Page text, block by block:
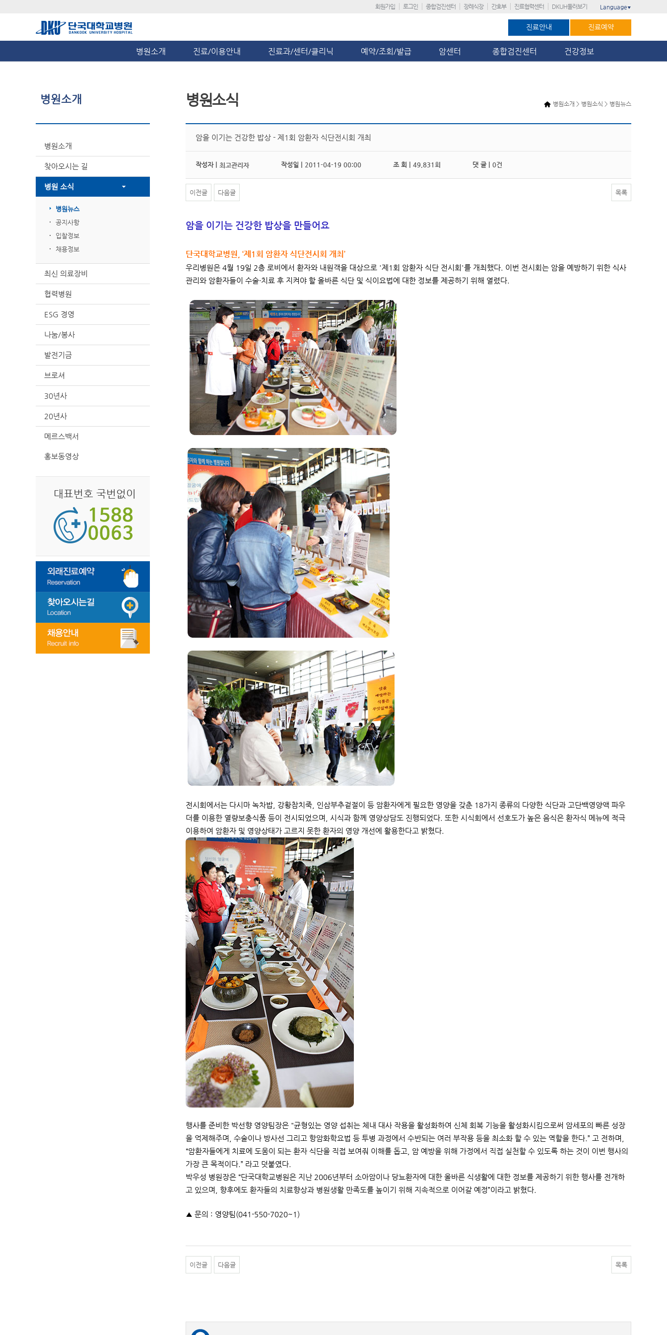
회원가입 로그인 종합검진센터 장례식장 간호부 진료협력센터 DKUH둘러보기 Language ▼
진료안내 진료예약
병원소개 진료/이용안내 진료과/센터/클리닉 예약/조회/발급 암센터 종합검진센터 건강정보
병원소개
병원소개
찾아오시는 길
병원 소식
병원뉴스
공지사항
입찰정보
채용정보
최신 의료장비
협력병원
ESG 경영
나눔/봉사
발전기금
브로셔
30년사
20년사
메르스백서
홍보동영상
대표번호 국번없이
병원소개 > 병원소식 > 병원뉴스
병원소식
암을 이기는 건강한 밥상 - 제1회 암환자 식단전시회 개최
작성자 | 최고관리자 작성일 | 2011-04-19 00:00 조 회 | 49,831회 댓 글 | 0건
이전글 다음글 목록
암을 이기는 건강한 밥상을 만들어요
단국대학교병원, ‘제1회 암환자 식단전시회 개최’
우리병원은 4월 19일 2층 로비에서 환자와 내원객을 대상으로 '제1회 암환자 식단 전시회'를 개최했다. 이번 전시회는 암을 예방하기 위한 식사
관리와 암환자들이 수술·치료 후 지켜야 할 올바른 식단 및 식이요법에 대한 정보를 제공하기 위해 열렸다.
전시회에서는 다시마 녹차밥, 강황참치죽, 인삼부추겉절이 등 암환자에게 필요한 영양을 갖춘 18가지 종류의 다양한 식단과 고단백영양액 파우
더를 이용한 열량보충식품 등이 전시되었으며, 시식과 함께 영양상담도 진행되었다. 또한 시식회에서 선호도가 높은 음식은 환자식 메뉴에 적극
이용하여 암환자 및 영양상태가 고르지 못한 환자의 영양 개선에 활용한다고 밝혔다.
행사를 준비한 박선향 영양팀장은 "균형있는 영양 섭취는 체내 대사 작용을 활성화하여 신체 회복 기능을 활성화시킴으로써 암세포의 빠른 성장
을 억제해주며, 수술이나 방사선 그리고 항암화학요법 등 투병 과정에서 수반되는 여러 부작용 등을 최소화 할 수 있는 역할을 한다.” 고 전하며,
“암환자들에게 치료에 도움이 되는 환자 식단을 직접 보여줘 이해를 돕고, 암 예방을 위해 가정에서 직접 실천할 수 있도록 하는 것이 이번 행사의
가장 큰 목적이다.” 라고 덧붙였다.
박우성 병원장은 “단국대학교병원은 지난 2006년부터 소아암이나 당뇨환자에 대한 올바른 식생활에 대한 정보를 제공하기 위한 행사를 전개하
고 있으며, 향후에도 환자들의 치료향상과 병원생활 만족도를 높이기 위해 지속적으로 이어갈 예정”이라고 밝혔다.
▲ 문의 : 영양팀(041-550-7020~1)
이전글 다음글 목록